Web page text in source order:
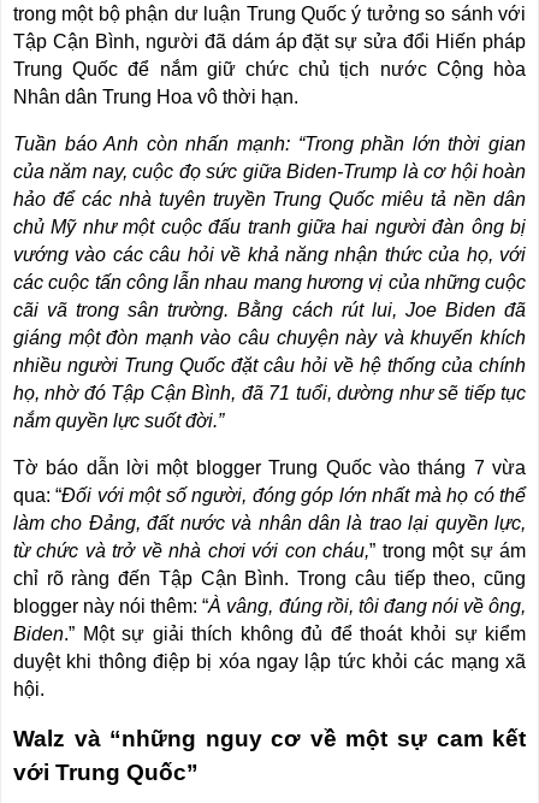
trong một bộ phận dư luận Trung Quốc ý tưởng so sánh với
Tập Cận Bình, người đã dám áp đặt sự sửa đổi Hiến pháp
Trung Quốc để nắm giữ chức chủ tịch nước Cộng hòa
Nhân dân Trung Hoa vô thời hạn.
Tuần báo Anh còn nhấn mạnh: “Trong phần lớn thời gian
của năm nay, cuộc đọ sức giữa Biden-Trump là cơ hội hoàn
hảo để các nhà tuyên truyền Trung Quốc miêu tả nền dân
chủ Mỹ như một cuộc đấu tranh giữa hai người đàn ông bị
vướng vào các câu hỏi về khả năng nhận thức của họ, với
các cuộc tấn công lẫn nhau mang hương vị của những cuộc
cãi vã trong sân trường. Bằng cách rút lui, Joe Biden đã
giáng một đòn mạnh vào câu chuyện này và khuyến khích
nhiều người Trung Quốc đặt câu hỏi về hệ thống của chính
họ, nhờ đó Tập Cận Bình, đã 71 tuổi, dường như sẽ tiếp tục
nắm quyền lực suốt đời.”
Tờ báo dẫn lời một blogger Trung Quốc vào tháng 7 vừa
qua: “Đối với một số người, đóng góp lớn nhất mà họ có thể
làm cho Đảng, đất nước và nhân dân là trao lại quyền lực,
từ chức và trở về nhà chơi với con cháu,” trong một sự ám
chỉ rõ ràng đến Tập Cận Bình. Trong câu tiếp theo, cũng
blogger này nói thêm: “À vâng, đúng rồi, tôi đang nói về ông,
Biden.” Một sự giải thích không đủ để thoát khỏi sự kiểm
duyệt khi thông điệp bị xóa ngay lập tức khỏi các mạng xã
hội.
Walz và “những nguy cơ về một sự cam kết
với Trung Quốc”